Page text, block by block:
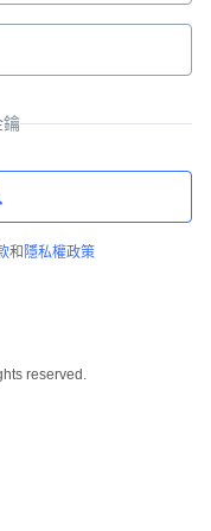
和 隱私權政策
reserved.